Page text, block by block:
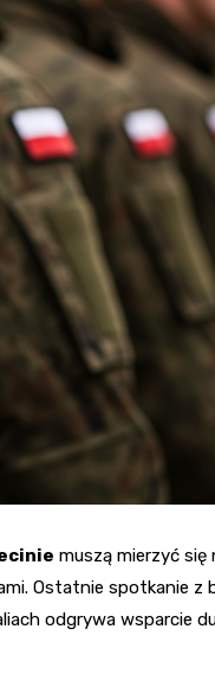
muszą mierzyć się
Ostatnie spotkanie z
odgrywa wsparcie